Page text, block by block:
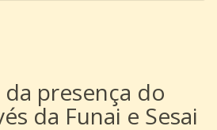
presença do
da Funai e Sesai